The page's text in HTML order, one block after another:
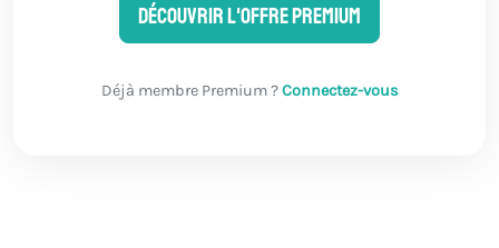
Découvrir l'offre Premium
Déjà membre Premium ?Connectez-vous